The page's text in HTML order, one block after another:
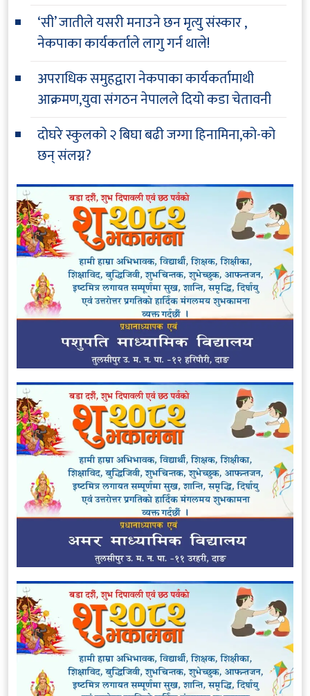
‘सी’ जातीले यसरी मनाउने छन मृत्यु संस्कार ,
नेकपाका कार्यकर्ताले लागु गर्न थाले!
अपराधिक समुहद्वारा नेकपाका कार्यकर्तामाथी
आक्रमण,युवा संगठन नेपालले दियो कडा चेतावनी
दोघरे स्कुलको २ बिघा बढी जग्गा हिनामिना,को-को
छन् संलग्न?